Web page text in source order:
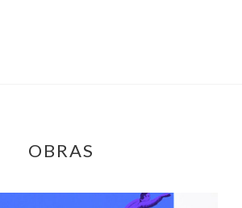
OBRAS